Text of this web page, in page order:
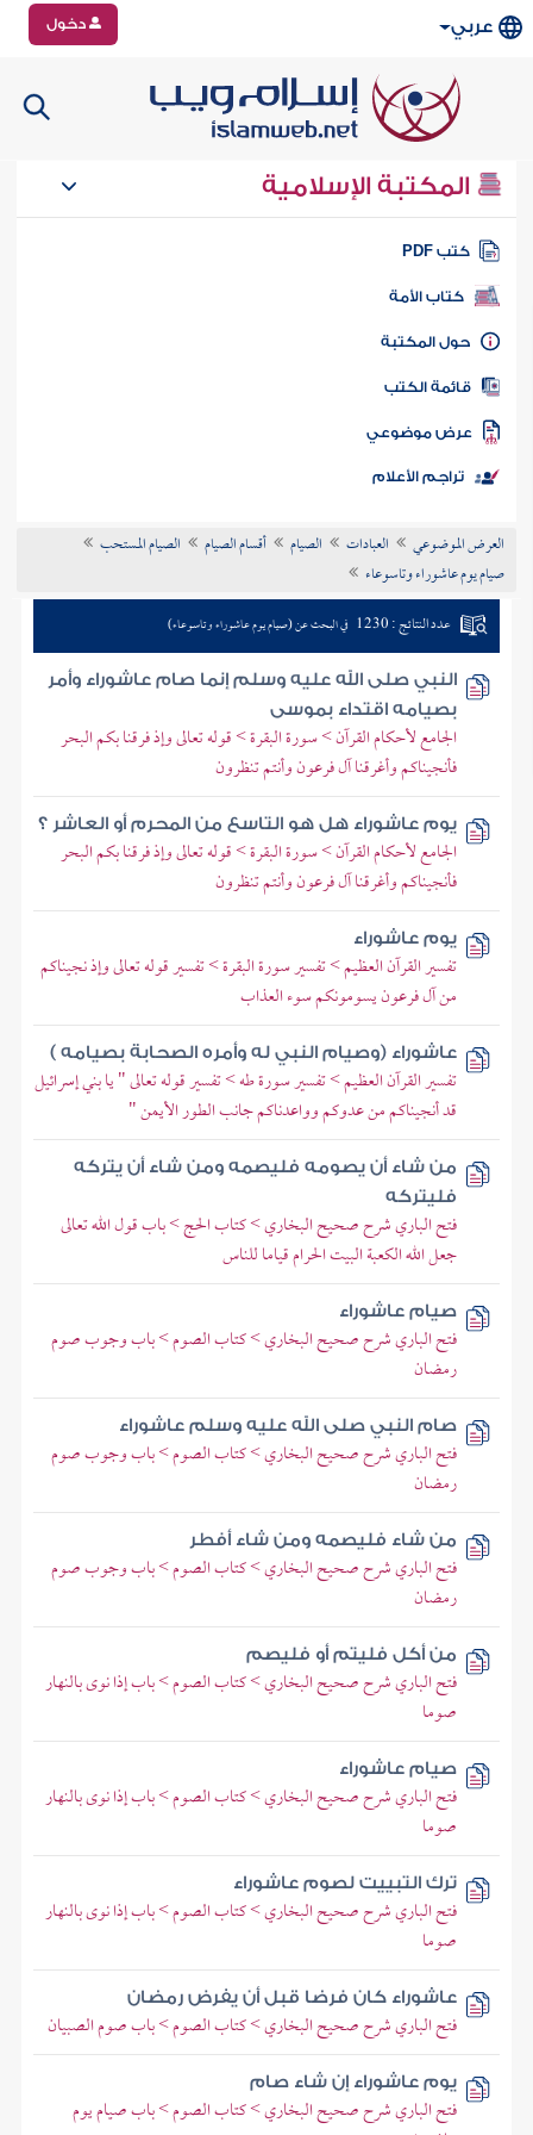
عربي دخول
المكتبة الإسلامية
كتب PDF
كتاب الأمة
المكتبة
الكتب
موضوعي
تراجم الأعلام
العرض الموضوعي العبادات الصيام أقسام الصيام
الصيام المستحب
صيام يوم عاشوراء وتاسوعاء
عدد النتائج : 1230 في البحث عن (صيام يوم عاشوراء وتاسوعاء)
النبي صلى الله عليه وسلم إنما صام عاشوراء وأمر
بصيامه اقتداء بموسى
الجامع لأحكام القرآن > سورة البقرة > قوله تعالى وإذ فرقنا بكم البحر
فأنجيناكم وأغرقنا آل فرعون وأنتم تنظرون
يوم عاشوراء هل هو التاسع من المحرم أو العاشر ؟
الجامع لأحكام القرآن > سورة البقرة > قوله تعالى وإذ فرقنا بكم البحر
فأنجيناكم وأغرقنا آل فرعون وأنتم تنظرون
يوم عاشوراء
تفسير القرآن العظيم > تفسير سورة البقرة > تفسير قوله تعالى وإذ نجيناكم
من آل فرعون يسومونكم سوء العذاب
عاشوراء (وصيام النبي له وأمره الصحابة بصيامه )
تفسير القرآن العظيم > تفسير سورة طه > تفسير قوله تعالى " يا بني إسرائيل
قد أنجيناكم من عدوكم وواعدناكم جانب الطور الأيمن "
من شاء أن يصومه فليصمه ومن شاء أن يتركه
فليتركه
فتح الباري شرح صحيح البخاري > كتاب الحج > باب قول الله تعالى
جعل الله الكعبة البيت الحرام قياما للناس
صيام عاشوراء
فتح الباري شرح صحيح البخاري > كتاب الصوم > باب وجوب صوم
رمضان
صام النبي صلى الله عليه وسلم عاشوراء
فتح الباري شرح صحيح البخاري > كتاب الصوم > باب وجوب صوم
رمضان
من شاء فليصمه ومن شاء أفطر
فتح الباري شرح صحيح البخاري > كتاب الصوم > باب وجوب صوم
رمضان
من أكل فليتم أو فليصم
فتح الباري شرح صحيح البخاري > كتاب الصوم > باب إذا نوى بالنهار
صوما
صيام عاشوراء
فتح الباري شرح صحيح البخاري > كتاب الصوم > باب إذا نوى بالنهار
صوما
ترك التبييت لصوم عاشوراء
فتح الباري شرح صحيح البخاري > كتاب الصوم > باب إذا نوى بالنهار
صوما
عاشوراء كان فرضا قبل أن يفرض رمضان
فتح الباري شرح صحيح البخاري > كتاب الصوم > باب صوم الصبيان
يوم عاشوراء إن شاء صام
فتح الباري شرح صحيح البخاري > كتاب الصوم > باب صيام يوم